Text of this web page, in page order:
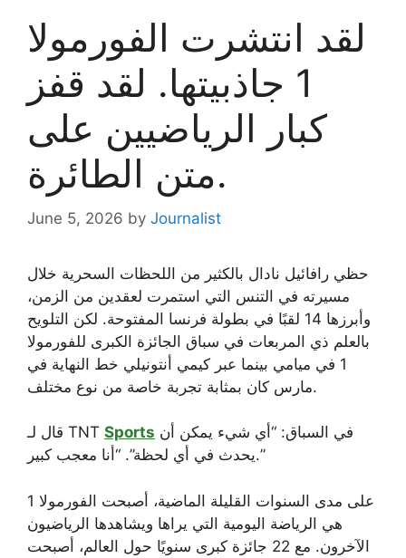
لقد انتشرت الفورمولا
1 جاذبيتها. لقد قفز
كبار الرياضيين على
متن الطائرة.
June 5, 2026 by Journalist
حظي رافائيل نادال بالكثير من اللحظات السحرية خلال
مسيرته في التنس التي استمرت لعقدين من الزمن،
وأبرزها 14 لقبًا في بطولة فرنسا المفتوحة. لكن التلويح
بالعلم ذي المربعات في سباق الجائزة الكبرى للفورمولا
1 في ميامي بينما عبر كيمي أنتونيلي خط النهاية في
مارس كان بمثابة تجربة خاصة من نوع مختلف.
قال لـ TNT Sports
يحدث في أي لحظة”. “أنا معجب كبير.”
على مدى السنوات القليلة الماضية، أصبحت الفورمولا 1
هي الرياضة اليومية التي يراها ويشاهدها الرياضيون
الآخرون. مع 22 جائزة كبرى سنويًا حول العالم، أصبحت